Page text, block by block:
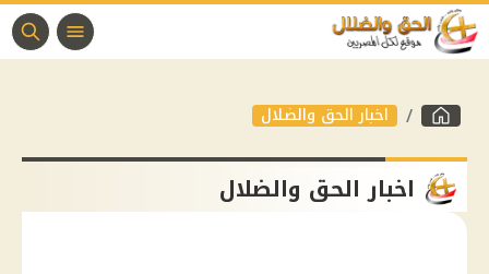
اخبار الحق والضلال
اخبار الحق والضلال